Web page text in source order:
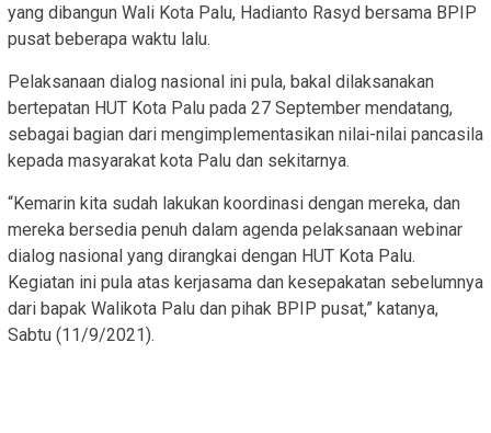
yang dibangun Wali Kota Palu, Hadianto Rasyd bersama BPIP
pusat beberapa waktu lalu.
Pelaksanaan dialog nasional ini pula, bakal dilaksanakan
bertepatan HUT Kota Palu pada 27 September mendatang,
sebagai bagian dari mengimplementasikan nilai-nilai pancasila
kepada masyarakat kota Palu dan sekitarnya.
“Kemarin kita sudah lakukan koordinasi dengan mereka, dan
mereka bersedia penuh dalam agenda pelaksanaan webinar
dialog nasional yang dirangkai dengan HUT Kota Palu.
Kegiatan ini pula atas kerjasama dan kesepakatan sebelumnya
dari bapak Walikota Palu dan pihak BPIP pusat,” katanya,
Sabtu (11/9/2021).